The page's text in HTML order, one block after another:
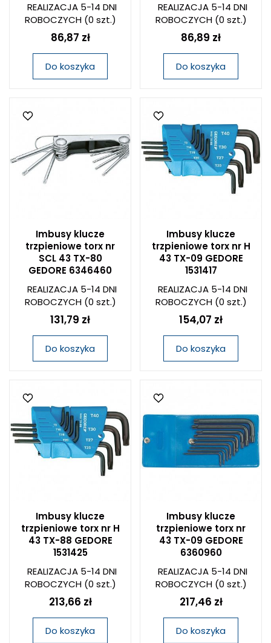
REALIZACJA 5-14 DNI
ROBOCZYCH(0 szt.)
86,87 zł
Do koszyka
REALIZACJA 5-14 DNI
ROBOCZYCH(0 szt.)
86,89 zł
Do koszyka
Imbusy klucze
trzpieniowe torx nr
SCL 43 TX-80
GEDORE 6346460
REALIZACJA 5-14 DNI
ROBOCZYCH(0 szt.)
131,79 zł
Do koszyka
Imbusy klucze
trzpieniowe torx nr H
43 TX-09 GEDORE
1531417
REALIZACJA 5-14 DNI
ROBOCZYCH(0 szt.)
154,07 zł
Do koszyka
Imbusy klucze
trzpieniowe torx nr H
43 TX-88 GEDORE
1531425
REALIZACJA 5-14 DNI
ROBOCZYCH(0 szt.)
213,66 zł
Do koszyka
Imbusy klucze
trzpieniowe torx nr
43 TX-09 GEDORE
6360960
REALIZACJA 5-14 DNI
ROBOCZYCH(0 szt.)
217,46 zł
Do koszyka